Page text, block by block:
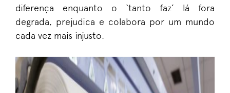
diferença enquanto o ‘tanto faz’ lá fora
degrada, prejudica e colabora por um mundo
cada vez mais injusto